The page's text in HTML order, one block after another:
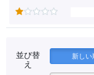
並び替
え
新しい